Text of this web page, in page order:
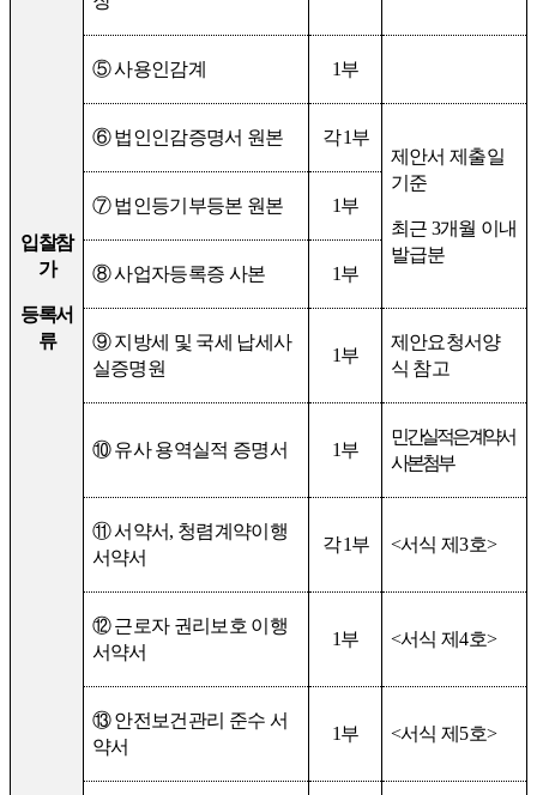
입찰참
가
등록서
류
⑤사용인감계 1부
⑥법인인감증명서 원본 각1부
제안서 제출일
기준
최근 3개월 이내
발급분
⑦법인등기부등본 원본 1부
⑧사업자등록증 사본 1부
⑨지방세 및 국세 납세사
실증명원
1부
제안요청서양
식 참고
⑩유사 용역실적 증명서 1부
민간실적은 계약서
사본 첨부
⑪서약서, 청렴계약이행
서약서
각1부 <서식 제3호>
⑫근로자 권리보호 이행
서약서
1부 <서식 제4호>
⑬안전보건관리 준수 서
약서
1부 <서식 제 5호>